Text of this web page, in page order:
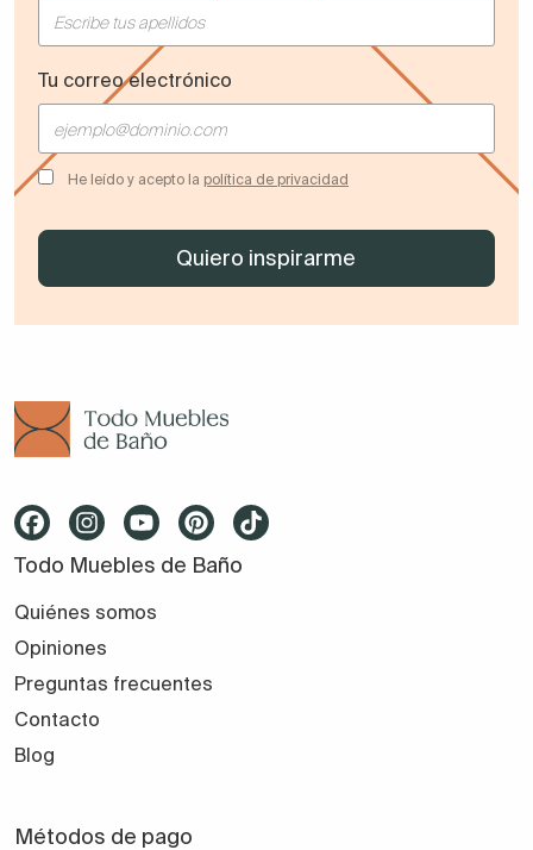
Tu correo electrónico
He leído y acepto la política de privacidad
Todo Muebles de Baño
Quiénes somos
Opiniones
Preguntas frecuentes
Contacto
Blog
Métodos de pago